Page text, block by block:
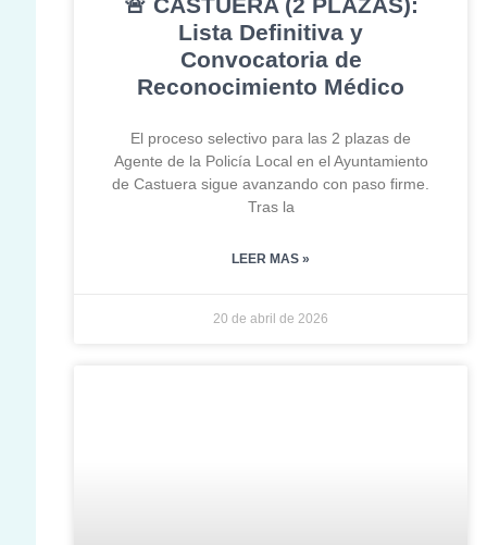
🚨 CASTUERA (2 PLAZAS):
Lista Definitiva y
Convocatoria de
Reconocimiento Médico
El proceso selectivo para las 2 plazas de
Agente de la Policía Local en el Ayuntamiento
de Castuera sigue avanzando con paso firme.
Tras la
LEER MAS »
20 de abril de 2026